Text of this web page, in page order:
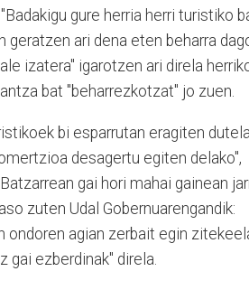
gure herria herri turistiko
ari dena eten beharra
izatera" igarotzen ari direla
bat "beharrezkotzat" jo zuen.
bi esparrutan eragiten
desagertu egiten delako",
gai hori mahai gainean
zuten Udal Gobernuarengandik:
agian zerbait egin
gai ezberdinak" direla.